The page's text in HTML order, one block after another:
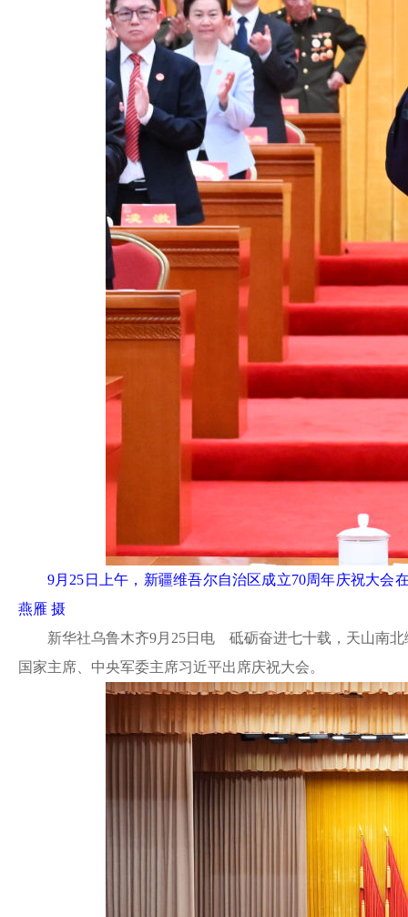
9月25日上午，新疆维吾尔自治区成立70周年庆祝大
燕雁 摄
新华社乌鲁木齐9月25日电 砥砺奋进七十载，天山南北
国家主席、中央军委主席习近平出席庆祝大会。